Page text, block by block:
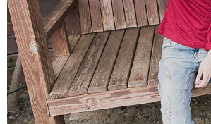
「AFTEE先享後付」，若未經同意申辦者引起之損
任。
４．使用「AFTEE先享後付」時，將依據個別帳號
時審查核予不同之上限額度；若仍有額度不足之情
請求用戶進行身份認證。
５．嚴禁一人註冊多個帳號或使用他人資訊註冊。
恩沛科技股份有限公司將有權停止該用戶之使用額